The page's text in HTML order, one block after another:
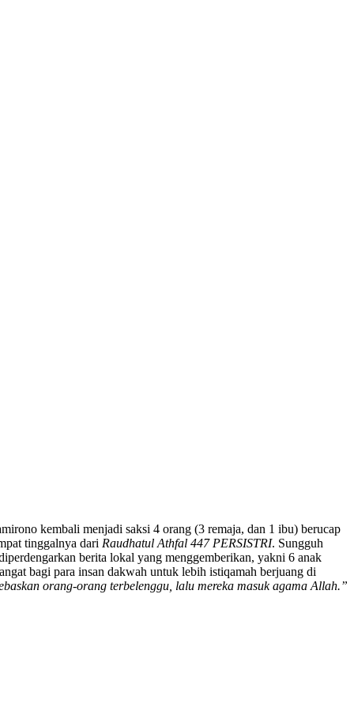
kembali menjadi saksi 4 orang (3 remaja, dan 1 ibu) berucap
tinggalnya dari Raudhatul Athfal 447 PERSISTRI. Sungguh
berita lokal yang menggemberikan, yakni 6 anak
bagi para insan dakwah untuk lebih istiqamah berjuang di
orang-orang terbelenggu, lalu mereka masuk agama Allah.”